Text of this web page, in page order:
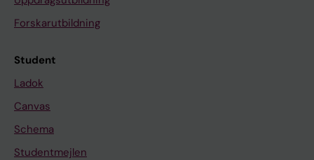
Forskarutbildning
Student
Ladok
Canvas
Schema
Studentmejlen